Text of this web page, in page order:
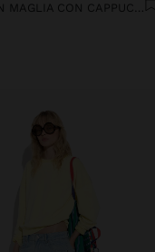
PULLOVER IN MAGLIA CON CAPPUCCIO TOCCO MORBIDO